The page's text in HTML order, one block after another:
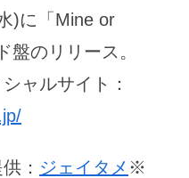
)に「Mine or
盤のリリース。
ャルサイト：
： ジェイタメ ※